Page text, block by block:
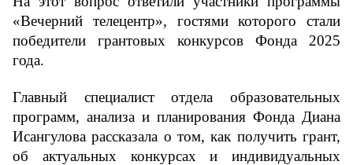
«Вечерний телецентр», гостями которого стали
победители грантовых конкурсов Фонда 2025
года.
Главный специалист отдела образовательных
программ, анализа и планирования Фонда Диана
Исангулова рассказала о том, как получить грант,
об актуальных конкурсах и индивидуальных